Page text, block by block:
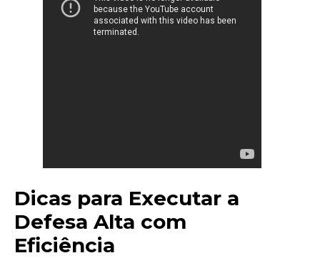
Dicas para Executar a
Defesa Alta com
Eficiência